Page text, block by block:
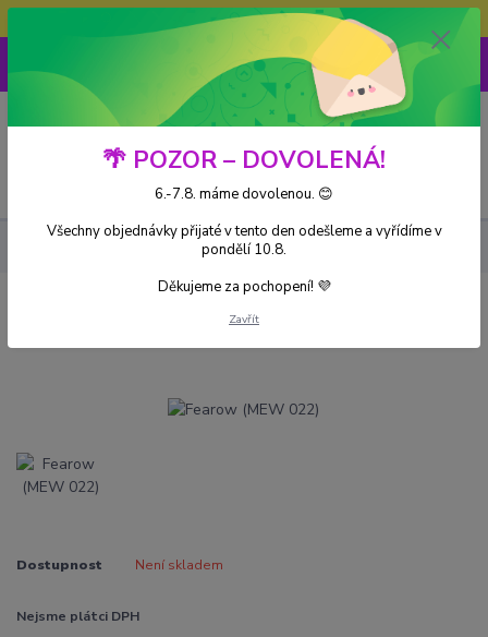
Doprava ZDARMA při nákupu nad 3000Kč
0 Kč
Fearow (MEW 022)
Fearow (MEW 022)
Dostupnost Není skladem
Nejsme plátci DPH
🌴 POZOR – DOVOLENÁ!
6.-7.8. máme dovolenou. 😊
Všechny objednávky přijaté v tento den odešleme a vyřídíme v
pondělí 10.8.
Děkujeme za pochopení! 💜
Zavřít